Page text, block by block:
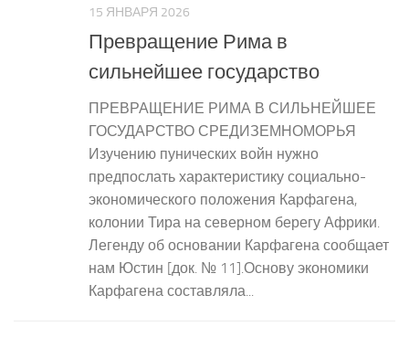
15 ЯНВАРЯ 2026
Превращение Рима в
сильнейшее государство
ПРЕВРАЩЕНИЕ РИМА В СИЛЬНЕЙШЕЕ
ГОСУДАРСТВО СРЕДИЗЕМНОМОРЬЯ
Изучению пунических войн нужно
предпослать характеристику социально-
экономического положения Карфагена,
колонии Тира на северном берегу Африки.
Легенду об основании Карфагена сообщает
нам Юстин [док. № 11].Основу экономики
Карфагена составляла...